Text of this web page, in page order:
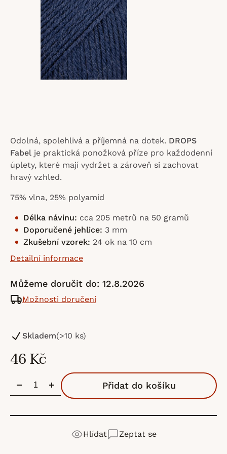
hvězdiček.
46 Kč
Skladem(>10 ks)
Můžeme doručit do: 12.8.2026
Možnosti doručení
Přidat do košíku
Odolná, spolehlivá a příjemná na dotek. DROPS
Fabel je praktická ponožková příze pro každodenní
úplety, které mají vydržet a zároveň si zachovat
hravý vzhled.
75% vlna, 25% polyamid
Délka návinu: cca 205 metrů na 50 gramů
Doporučené jehlice: 3 mm
Zkušební vzorek: 24 ok na 10 cm
Detailní informace
Zeptat se
Hlídat